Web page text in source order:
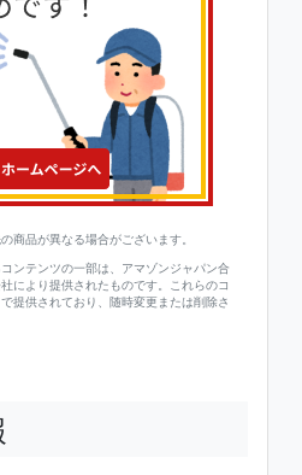
商品が異なる場合がございます。
ンテンツの一部は、アマゾンジャパン合
により提供されたものです。これらのコ
提供されており、随時変更または削除さ